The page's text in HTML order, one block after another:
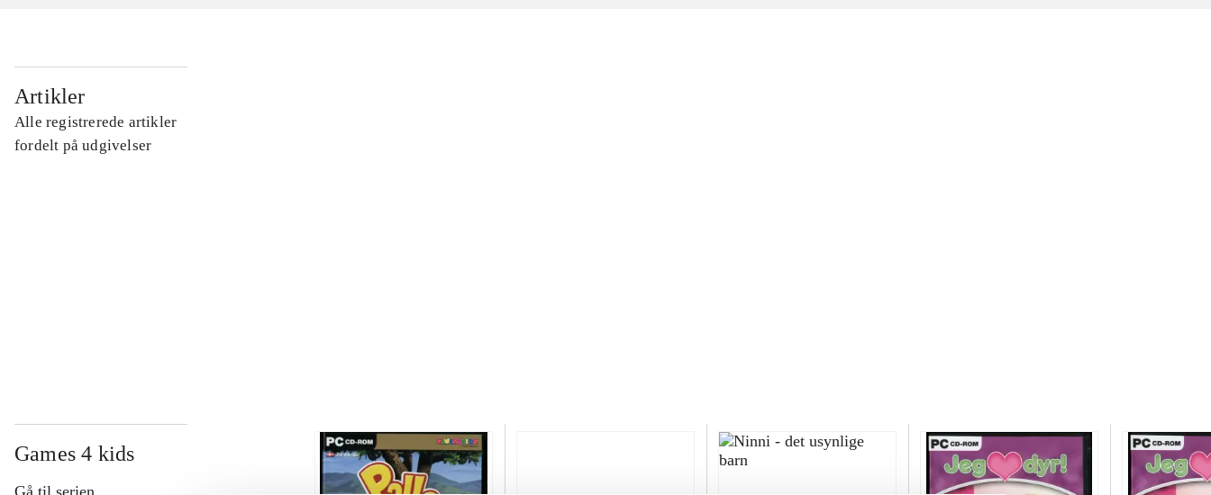
Artikler
Alle registrerede artikler
fordelt på udgivelser
Games 4 kids